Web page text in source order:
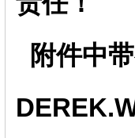
附件中